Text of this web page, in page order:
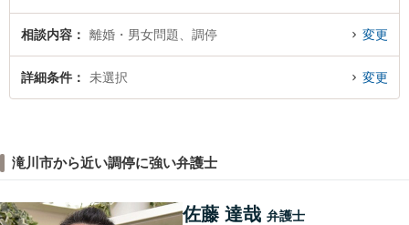
相談内容 離婚・男女問題、調停 変更
詳細条件 未選択 変更
滝川市から近い調停に強い弁護士
佐藤 達哉 弁護士